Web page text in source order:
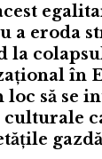
a eroda
la
în
să se
culturale